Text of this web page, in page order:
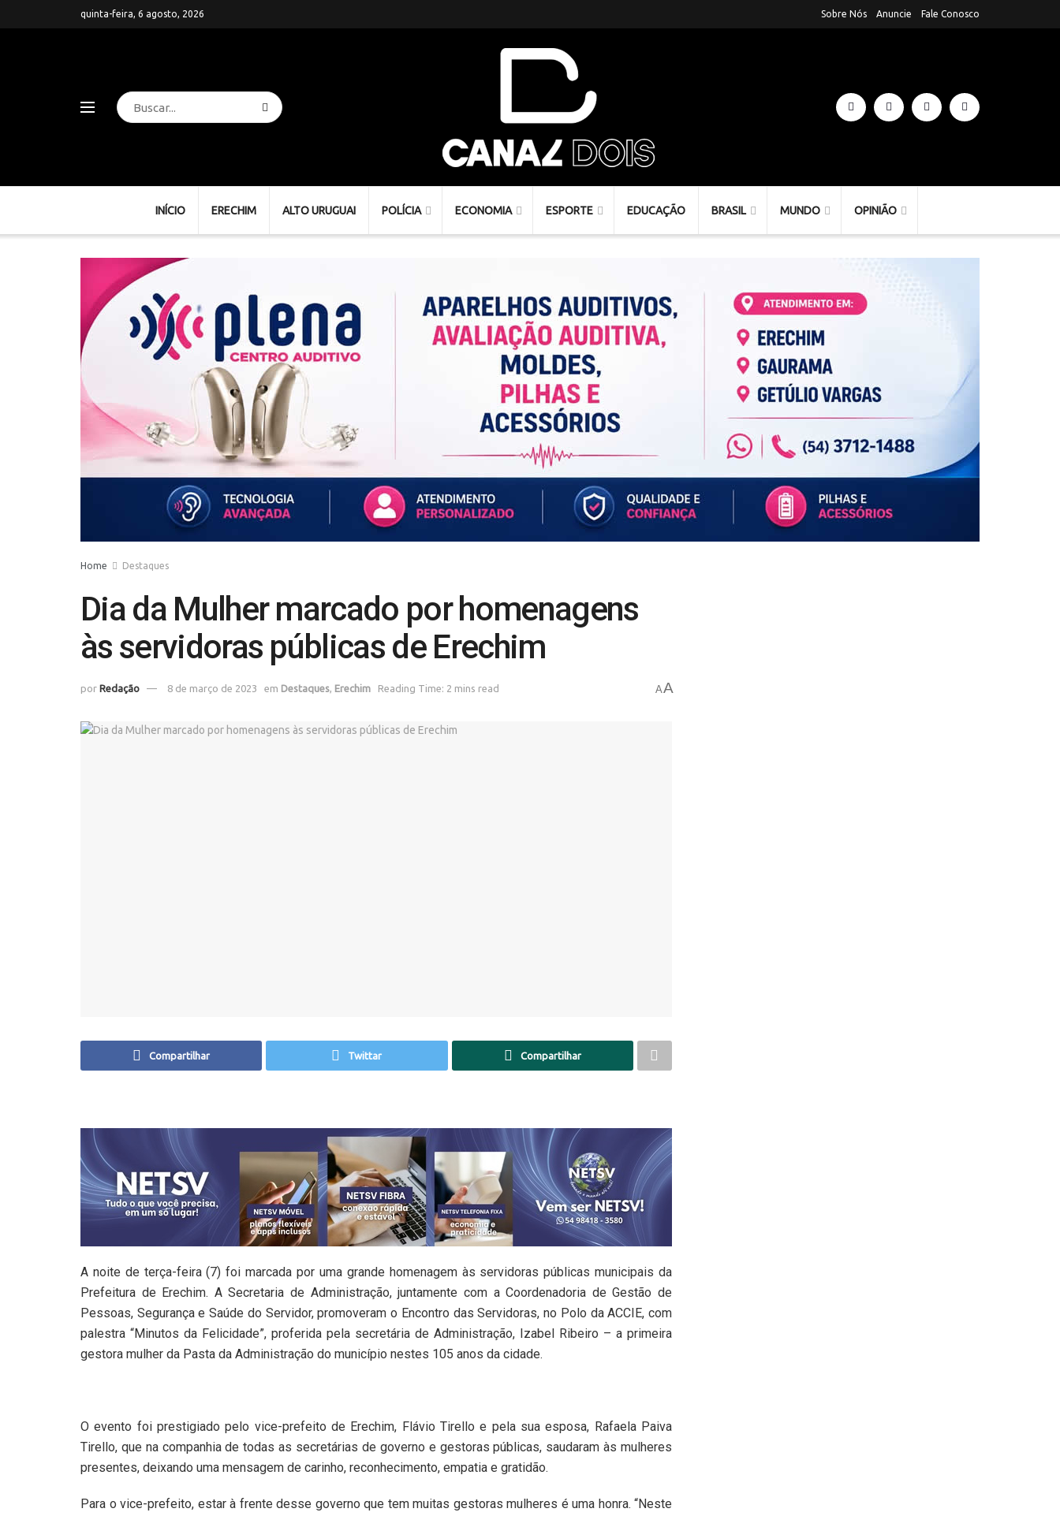
quinta-feira, 6 agosto, 2026 Sobre Nós Anuncie Fale Conosco
INÍCIO ERECHIM ALTO URUGUAI POLÍCIA ECONOMIA ESPORTE EDUCAÇÃO BRASIL MUNDO OPINIÃO
Home Destaques
Dia da Mulher marcado por homenagens
às servidoras públicas de Erechim
por Redação 8 de março de 2023 em Destaques, Erechim Reading Time: 2 mins read AA
Compartilhar Twittar Compartilhar
A noite de terça-feira (7) foi marcada por uma grande homenagem às servidoras públicas municipais da
Prefeitura de Erechim. A Secretaria de Administração, juntamente com a Coordenadoria de Gestão de
Pessoas, Segurança e Saúde do Servidor, promoveram o Encontro das Servidoras, no Polo da ACCIE, com
palestra “Minutos da Felicidade”, proferida pela secretária de Administração, Izabel Ribeiro – a primeira
gestora mulher da Pasta da Administração do município nestes 105 anos da cidade.
O evento foi prestigiado pelo vice-prefeito de Erechim, Flávio Tirello e pela sua esposa, Rafaela Paiva
Tirello, que na companhia de todas as secretárias de governo e gestoras públicas, saudaram às mulheres
presentes, deixando uma mensagem de carinho, reconhecimento, empatia e gratidão.
Para o vice-prefeito, estar à frente desse governo que tem muitas gestoras mulheres é uma honra. “Neste